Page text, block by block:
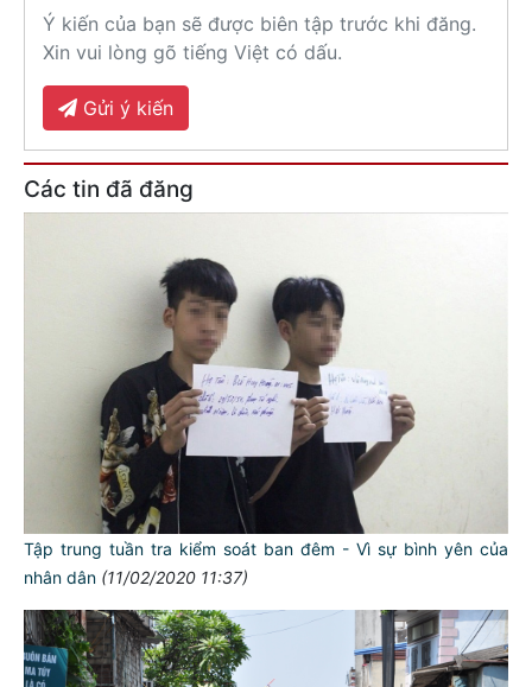
Ý kiến của bạn sẽ được biên tập trước khi đăng.
Xin vui lòng gõ tiếng Việt có dấu.
Gửi ý kiến
Các tin đã đăng
Tập trung tuần tra kiểm soát ban đêm - Vì sự bình yên của
nhân dân (11/02/2020 11:37)